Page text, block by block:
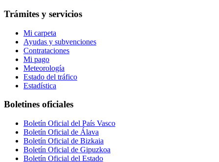
Trámites y servicios
Mi carpeta
Ayudas y subvenciones
Contrataciones
Mi pago
Meteorología
Estado del tráfico
Estadística
Boletines oficiales
Boletín Oficial del País Vasco
Boletín Oficial de Álava
Boletín Oficial de Bizkaia
Boletín Oficial de Gipuzkoa
Boletín Oficial del Estado